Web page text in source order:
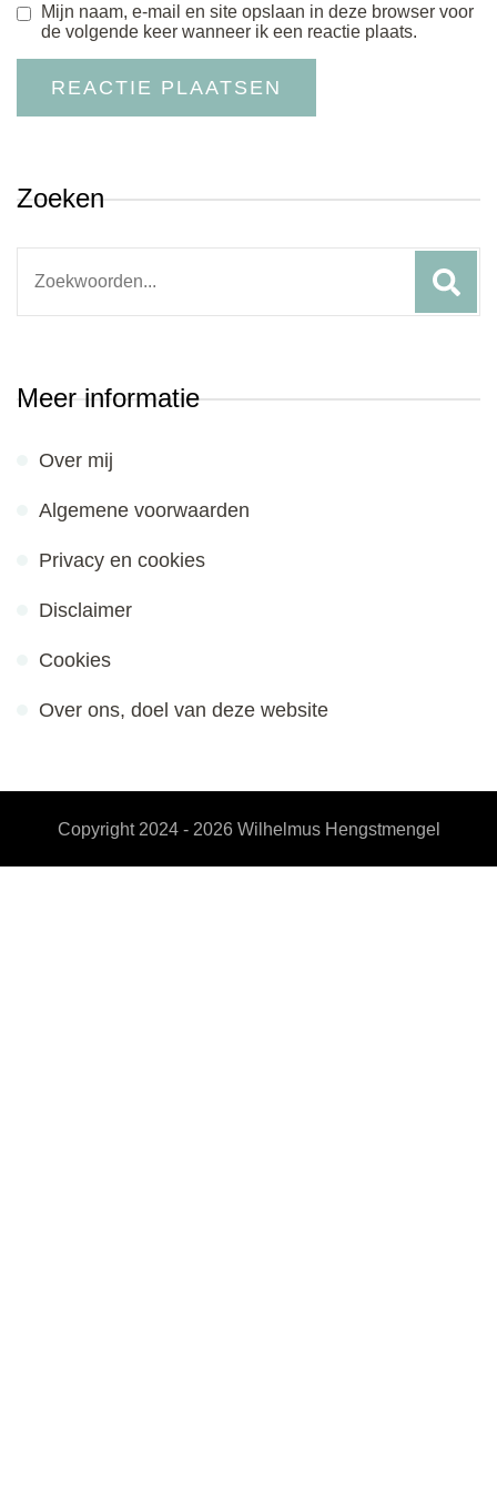
Mijn naam, e-mail en site opslaan in deze browser voor
de volgende keer wanneer ik een reactie plaats.
Zoeken
Meer informatie
Over mij
Algemene voorwaarden
Privacy en cookies
Disclaimer
Cookies
Over ons, doel van deze website
Copyright 2024 - 2026 Wilhelmus Hengstmengel